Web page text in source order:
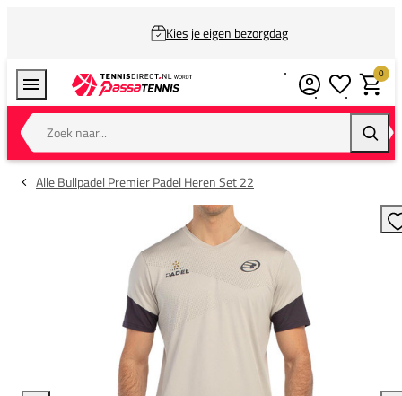
Kies je eigen bezorgdag
Zoek naar...
0
Alle Bullpadel Premier Padel Heren Set 22